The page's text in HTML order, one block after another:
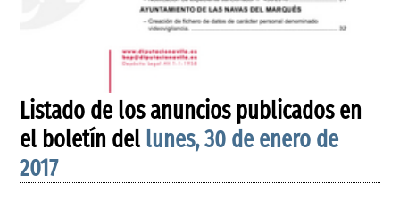
Listado de los anuncios publicados en
el boletín del lunes, 30 de enero de
2017